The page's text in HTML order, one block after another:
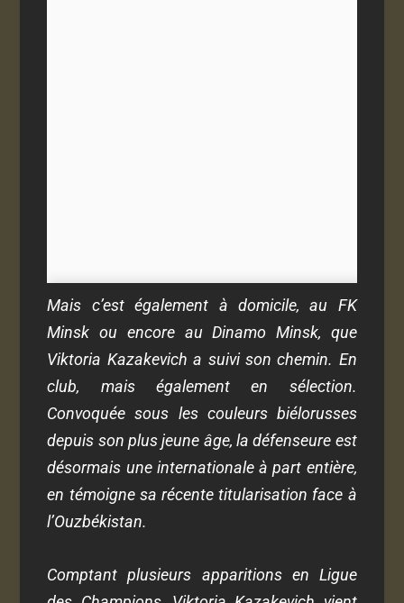
Mais c’est également à domicile, au FK
Minsk ou encore au Dinamo Minsk, que
Viktoria Kazakevich a suivi son chemin. En
club, mais également en sélection.
Convoquée sous les couleurs biélorusses
depuis son plus jeune âge, la défenseure est
désormais une internationale à part entière,
en témoigne sa récente titularisation face à
l’Ouzbékistan.
Comptant plusieurs apparitions en Ligue